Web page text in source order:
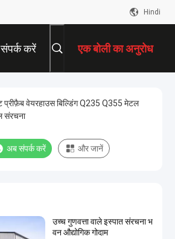
Hindi
करें एक बोली का अनुरोध
प्रीफ़ैब वेयरहाउस बिल्डिंग Q235 Q355 मेटल
संरचना
अब संपर्क करें और जानें
उच्च गुणवत्ता वाले इस्पात संरचना भ
वन औद्योगिक गोदाम